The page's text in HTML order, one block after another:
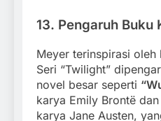
13. Pengaruh Buku
Meyer terinspirasi
Seri “Twilight”
novel besar seperti
karya Emily Brontë dan
karya Jane Austen,